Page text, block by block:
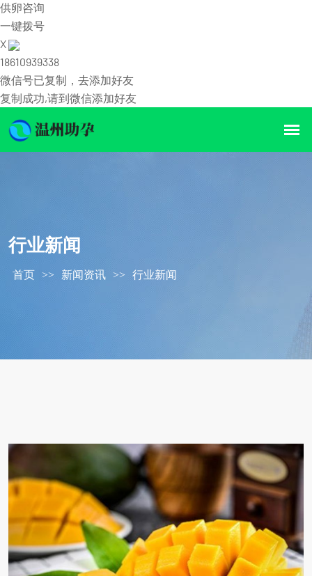
供卵咨询
一键拨号
X
18610939338
微信号已复制，去添加好友
复制成功,请到微信添加好友
行业新闻
首页 >> 新闻资讯 >> 行业新闻